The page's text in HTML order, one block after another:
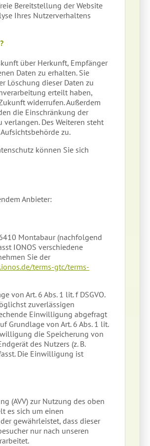
Bereitstellung der Website
Ihres Nutzerverhaltens
über Herkunft, Empfänger
Daten zu erhalten. Sie
Löschung dieser Daten zu
erteilt haben,
widerrufen. Außerdem
die Einschränkung der
Des Weiteren steht
zu.
können Sie sich
Anbieter:
Montabaur (nachfolgend
IONOS verschiedene
Sie der
terms-gtc/terms-
von Art. 6 Abs. 1 lit. f DSGVO.
zuverlässigen
Einwilligung abgefragt
Grundlage von Art. 6 Abs. 1 lit.
die Speicherung von
des Nutzers (z. B.
Die Einwilligung ist
(AVV) zur Nutzung des oben
es sich um einen
gewährleistet, dass dieser
nur nach unseren